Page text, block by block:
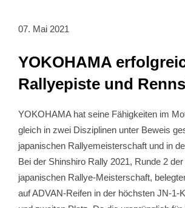
07. Mai 2021
YOKOHAMA
Rallyepiste und
YOKOHAMA hat seine Fähigkeiten im
gleich in zwei Disziplinen unter Beweis
japanischen Rallyemeisterschaft und in
Bei der Shinshiro Rally 2021, Runde 2
japanischen Rallye-Meisterschaft,
auf ADVAN-Reifen in der höchsten JN-1-